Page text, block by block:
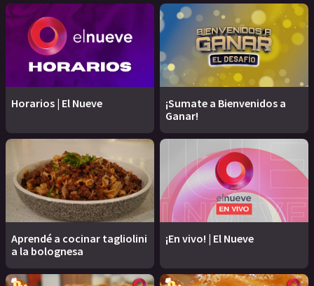
Horarios | El Nueve
¡Sumate a Bienvenidos a
Ganar!
Aprendé a cocinar tagliolini
a la bolognesa
¡En vivo! | El Nueve